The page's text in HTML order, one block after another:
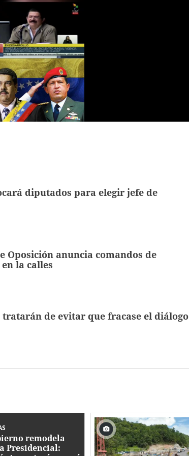
diputados para elegir jefe de
Oposición anuncia comandos de
la calles
tratarán de evitar que fracase el diálogo
remodela
Presidencial: